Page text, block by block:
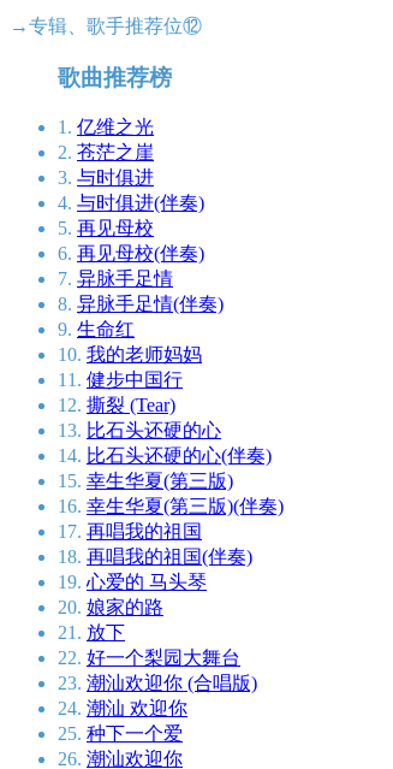
→专辑、歌手推荐位⑫
歌曲推荐榜
1. 亿维之光
2. 苍茫之崖
3. 与时俱进
4. 与时俱进(伴奏)
5. 再见母校
6. 再见母校(伴奏)
7. 异脉手足情
8. 异脉手足情(伴奏)
9. 生命红
10. 我的老师妈妈
11. 健步中国行
12. 撕裂 (Tear)
13. 比石头还硬的心
14. 比石头还硬的心(伴奏)
15. 幸生华夏(第三版)
16. 幸生华夏(第三版)(伴奏)
17. 再唱我的祖国
18. 再唱我的祖国(伴奏)
19. 心爱的 马头琴
20. 娘家的路
21. 放下
22. 好一个梨园大舞台
23. 潮汕欢迎你 (合唱版)
24. 潮汕 欢迎你
25. 种下一个爱
26. 潮汕欢迎你